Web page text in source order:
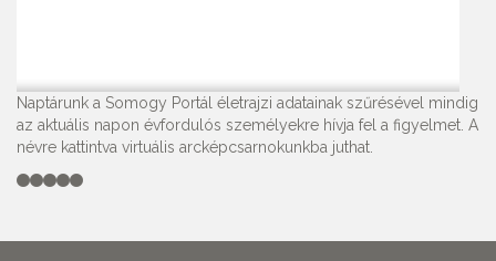
Naptárunk a Somogy Portál életrajzi adatainak szűrésével mindig
az aktuális napon évfordulós személyekre hívja fel a figyelmet. A
névre kattintva virtuális arcképcsarnokunkba juthat.